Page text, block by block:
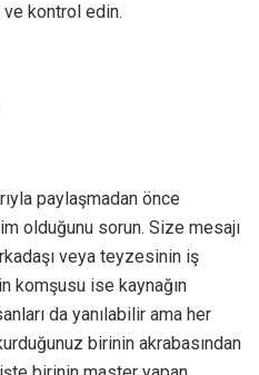
kontrol edin.
paylaşmadan önce
olduğunu sorun. Size mesajı
veya teyzesinin iş
komşusu ise kaynağın
da yanılabilir ama her
birinin akrabasından